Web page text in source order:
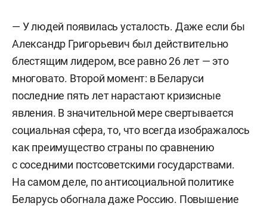
— У людей появилась усталость. Даже если бы
Александр Григорьевич был действительно
блестящим лидером, все равно 26 лет — это
многовато. Второй момент: в Беларуси
последние пять лет нарастают кризисные
явления. В значительной мере свертывается
социальная сфера, то, что всегда изображалось
как преимущество страны по сравнению
с соседними постсоветскими государствами.
На самом деле, по антисоциальной политике
Беларусь обогнала даже Россию. Повышение